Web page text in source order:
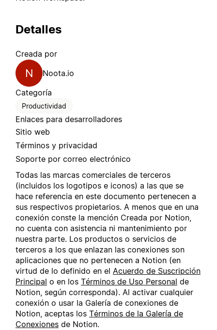
Detalles
Creada por
N
Noota.io
Categoría
Productividad
Enlaces para desarrolladores
Sitio web
Términos y privacidad
Soporte por correo electrónico
Todas las marcas comerciales de terceros
(incluidos los logotipos e iconos) a las que se
hace referencia en este documento pertenecen a
sus respectivos propietarios. A menos que en una
conexión conste la mención Creada por Notion,
no cuenta con asistencia ni mantenimiento por
nuestra parte. Los productos o servicios de
terceros a los que enlazan las conexiones son
aplicaciones que no pertenecen a Notion (en
virtud de lo definido en el Acuerdo de Suscripción
Principal o en los Términos de Uso Personal de
Notion, según corresponda). Al activar cualquier
conexión o usar la Galería de conexiones de
Notion, aceptas los Términos de la Galería de
Conexiones de Notion.